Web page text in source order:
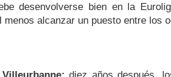
desenvolverse bien en la
menos alcanzar un puesto entre los
Villeurbanne:diez años después,